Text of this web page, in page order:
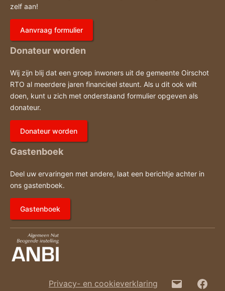
zelf aan!
Aanvraag formulier
Donateur worden
Wij zijn blij dat een groep inwoners uit de gemeente Oirschot
RTO al meerdere jaren financieel steunt. Als u dit ook wilt
doen, kunt u zich met onderstaand formulier opgeven als
donateur.
Donateur worden
Gastenboek
Deel uw ervaringen met andere, laat een berichtje achter in
ons gastenboek.
Gastenboek
Privacy- en cookieverklaring